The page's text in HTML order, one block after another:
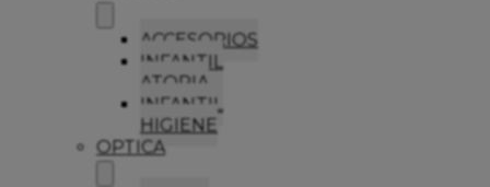
ACCESORIOS
INFANTIL
ATOPIA
INFANTIL
HIGIENE
OPTICA